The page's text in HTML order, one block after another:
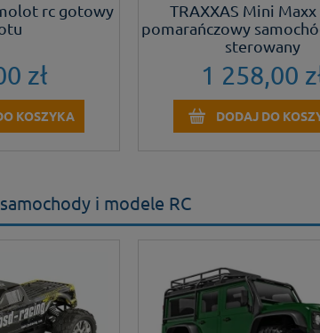
rc gotowy
zł
KOSZYKA
TRAXXAS Mini Maxx
pomarańczowy
sterowany
1 258,00
DODAJ DO
i modele RC